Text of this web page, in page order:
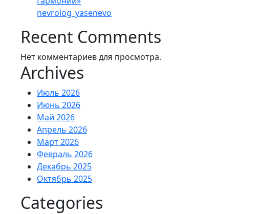
nevrolog_yasenevo
Recent Comments
Нет комментариев для просмотра.
Archives
Июль 2026
Июнь 2026
Май 2026
Апрель 2026
Март 2026
Февраль 2026
Декабрь 2025
Октябрь 2025
Categories